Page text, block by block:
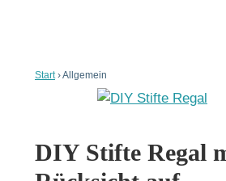
Start›Allgemein
DIY Stifte Regal